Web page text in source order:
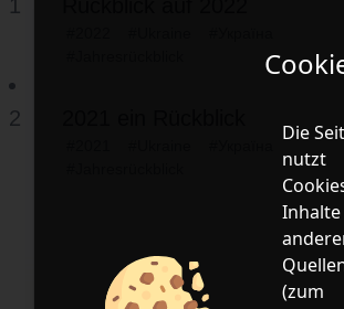
1
2
Die
nutzt
Inhalte
(zum